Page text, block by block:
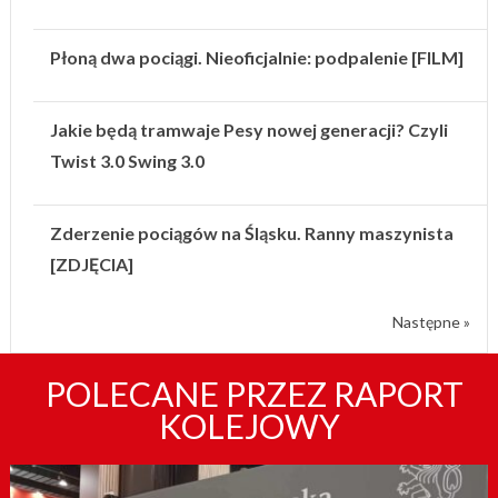
Płoną dwa pociągi. Nieoficjalnie: podpalenie [FILM]
Jakie będą tramwaje Pesy nowej generacji? Czyli
Twist 3.0 Swing 3.0
Zderzenie pociągów na Śląsku. Ranny maszynista
[ZDJĘCIA]
Następne »
POLECANE PRZEZ RAPORT
KOLEJOWY